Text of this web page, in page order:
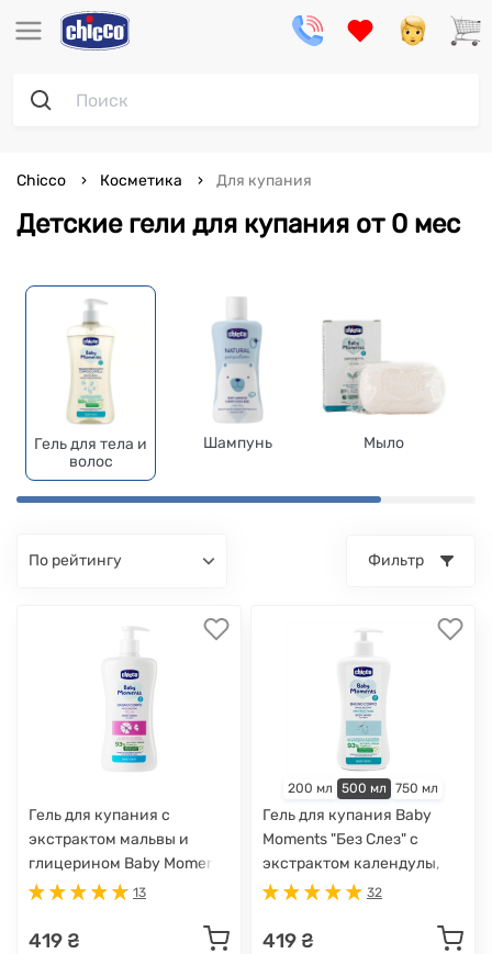
Детские гели для купания от 0 мес
Chicco Косметика Для купания
Гель для тела и
волос
Шампунь Мыло
по рейтингу Фильтр
Гель для купания с
экстрактом мальвы и
глицерином Baby Moments
"Без слез", 500 мл
13
419 ₴
200 мл 500 мл 750 мл
Гель для купания Baby
Moments "Без Слез" с
экстрактом календулы,
500 мл
32
419 ₴